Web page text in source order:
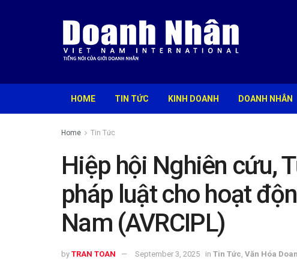
HOME TIN TỨC KINH DOANH DOANH NHÂN
Home Tin Tức
Hiệp hội Nghiên cứu,
pháp luật cho hoạt
Nam (AVRCIPL)
by TRAN TOAN September 3, 2025 in Tin Tức Văn Hóa